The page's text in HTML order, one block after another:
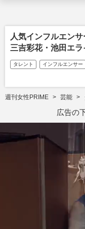
人気インフルエン
三吉彩花・池田エ
タレント インフルエンサー
週刊女性PRIME 芸能
広告の